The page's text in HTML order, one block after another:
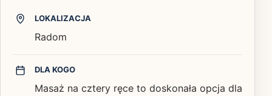
LOKALIZACJA
Radom
DLA KOGO
Masaż na cztery ręce to doskonała opcja dla